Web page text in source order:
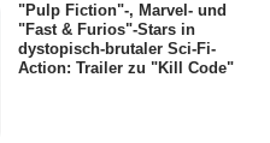
"Pulp Fiction"-, Marvel- und
"Fast & Furios"-Stars in
dystopisch-brutaler Sci-Fi-
Action: Trailer zu "Kill Code"